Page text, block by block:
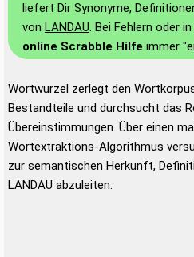
liefert Dir Synonyme,
von LANDAU. Bei Fehlern oder
online Scrabble Hilfe immer
Wortwurzel zerlegt den
Bestandteile und durchsucht das
Übereinstimmungen. Über einen
Wortextraktions-Algorithmus
zur semantischen Herkunft,
LANDAU abzuleiten.